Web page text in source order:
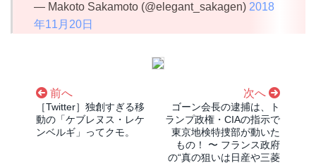
— Makoto Sakamoto (@elegant_sakagen) 2018
年11月20日
前へ
［Twitter］独創すぎる移
動の「ケブレヌス・レケ
ンベルギ」ってクモ。
次へ
ゴーン会長の逮捕は、ト
ランプ政権・CIAの指示で
東京地検特捜部が動いた
もの！ 〜 フランス政府
の“真の狙いは日産や三菱